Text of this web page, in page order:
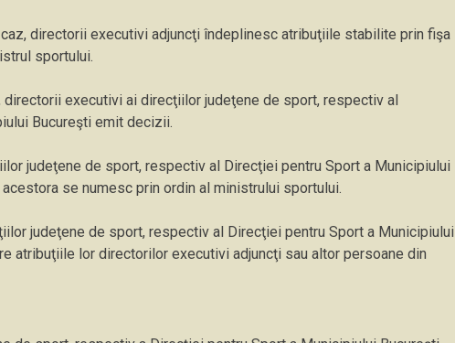
directorii executivi adjuncţi îndeplinesc atribuţiile stabilite prin fişa
sportului.
directorii executivi ai direcţiilor judeţene de sport, respectiv al
Bucureşti emit decizii.
judeţene de sport, respectiv al Direcţiei pentru Sport a Municipiului
se numesc prin ordin al ministrului sportului.
judeţene de sport, respectiv al Direcţiei pentru Sport a Municipiului
atribuţiile lor directorilor executivi adjuncţi sau altor persoane din